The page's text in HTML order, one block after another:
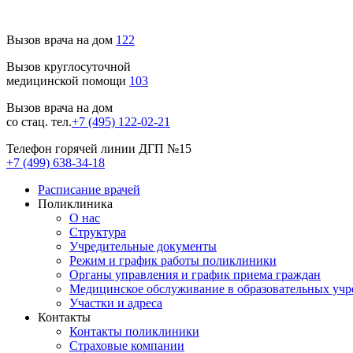
Вызов врача на дом 122
Вызов круглосуточной
медицинской помощи 103
Вызов врача на дом
со стац. тел.+7 (495) 122-02-21
Телефон горячей линии ДГП №15
+7 (499) 638-34-18
Расписание врачей
Поликлиника
О нас
Структура
Учредительные документы
Режим и график работы поликлиники
Органы управления и график приема граждан
Медицинское обслуживание в образовательных
Участки и адреса
Контакты
Контакты поликлиники
Страховые компании